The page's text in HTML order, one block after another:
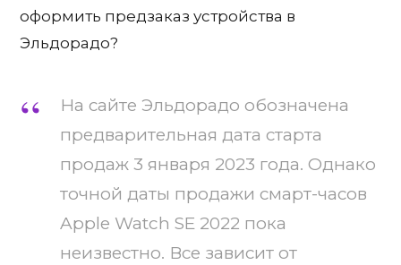
оформить предзаказ устройства в
Эльдорадо?
На сайте Эльдорадо обозначена
предварительная дата старта
продаж 3 января 2023 года. Однако
точной даты продажи смарт-часов
Apple Watch SE 2022 пока
неизвестно. Все зависит от